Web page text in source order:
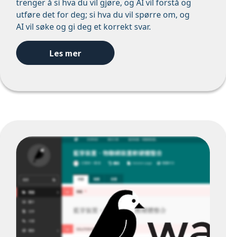
trenger å si hva du vil gjøre, og AI vil forstå og
utføre det for deg; si hva du vil spørre om, og
AI vil søke og gi deg et korrekt svar.
Les mer